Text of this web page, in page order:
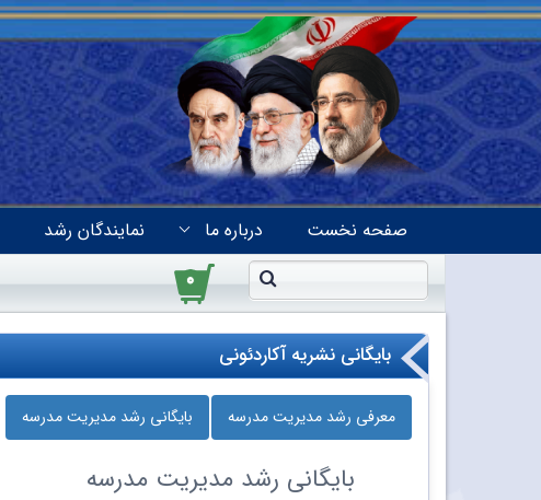
صفحه نخست درباره ما نمایندگان رشد
۰
بایگانی نشریه آکاردئونی
معرفی رشد مدیریت مدرسه بایگانی رشد مدیریت مدرسه
بایگانی رشد مدیریت مدرسه